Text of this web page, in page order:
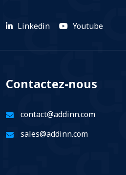
Linkedin Youtube
Contactez-nous
contact@addinn.com
sales@addinn.com